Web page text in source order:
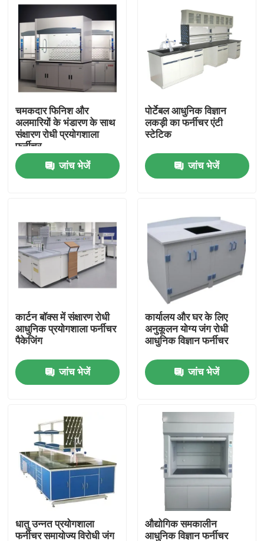
उत्पादों
हमारे बारे में
कारखाना भ्रमण
गुणवत्ता नियंत्रण
संपर्क करें
मामलों
आधुनिक प्रयोगशाला फर्नीचर
स्कूल प्रयोगशाला फर्नीचर
प्रयोगशाला द्वीप बेंच
चमकदार फिनिश और
अलमारियों के भंडारण के साथ
संक्षारण रोधी प्रयोगशाला
फर्नीचर
जांच भेजें
पोर्टेबल आधुनिक विज्ञान
लकड़ी का फर्नीचर एंटी
स्टेटिक
जांच भेजें
कार्टन बॉक्स में संक्षारण रोधी
आधुनिक प्रयोगशाला फर्नीचर
पैकेजिंग
जांच भेजें
कार्यालय और घर के लिए
अनुकूलन योग्य जंग रोधी
आधुनिक विज्ञान फर्नीचर
जांच भेजें
धातु उन्नत प्रयोगशाला
फर्नीचर समायोज्य विरोधी जंग
औद्योगिक समकालीन
आधुनिक विज्ञान फर्नीचर